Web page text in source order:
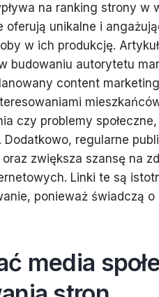
na ranking strony w
oferują unikalne i
w ich produkcję.
budowaniu autorytetu
content
czy problemy
Dodatkowo, regularne
zwiększa szansę na
Linki te są
ponieważ świadczą
media